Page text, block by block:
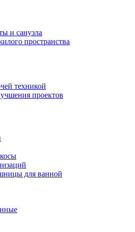
и санузла
пространства
техникой
проектов
для ванной